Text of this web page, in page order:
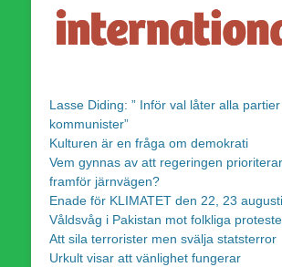
Lasse Diding: ” Inför val låter alla
kommunister”
Kulturen är en fråga om demokrati
Vem gynnas av att regeringen
framför järnvägen?
Enade för KLIMATET den 22, 23
Våldsvåg i Pakistan mot folkliga
Att sila terrorister men svälja statsterror
Urkult visar att vänlighet fungerar